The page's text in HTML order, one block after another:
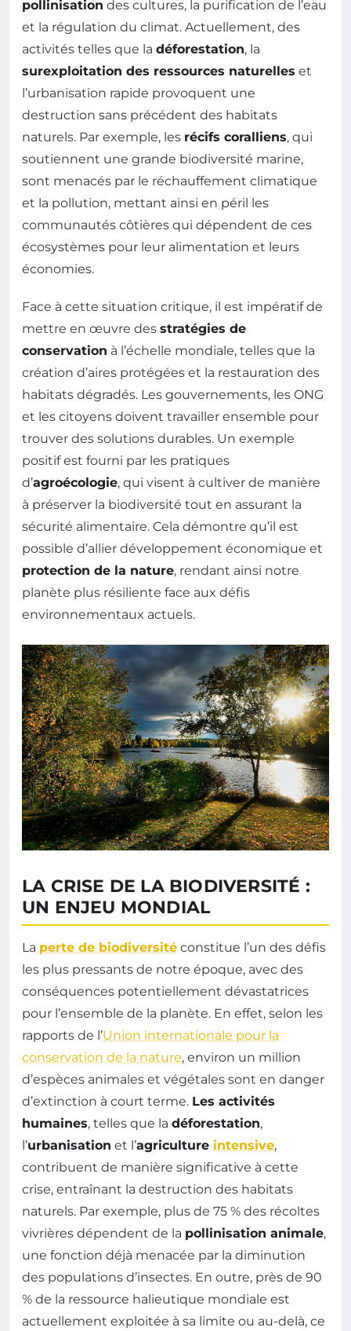
pollinisation des cultures, la purification de l’eau
et la régulation du climat. Actuellement, des
activités telles que la déforestation, la
surexploitation des ressources naturelles et
l’urbanisation rapide provoquent une
destruction sans précédent des habitats
naturels. Par exemple, les récifs coralliens, qui
soutiennent une grande biodiversité marine,
sont menacés par le réchauffement climatique
et la pollution, mettant ainsi en péril les
communautés côtières qui dépendent de ces
écosystèmes pour leur alimentation et leurs
économies.
Face à cette situation critique, il est impératif de
mettre en œuvre des stratégies de
conservation à l’échelle mondiale, telles que la
création d’aires protégées et la restauration des
habitats dégradés. Les gouvernements, les ONG
et les citoyens doivent travailler ensemble pour
trouver des solutions durables. Un exemple
positif est fourni par les pratiques
d’agroécologie, qui visent à cultiver de manière
à préserver la biodiversité tout en assurant la
sécurité alimentaire. Cela démontre qu’il est
possible d’allier développement économique et
protection de la nature, rendant ainsi notre
planète plus résiliente face aux défis
environnementaux actuels.
LA CRISE DE LA BIODIVERSITÉ :
UN ENJEU MONDIAL
La perte de biodiversité constitue l’un des défis
les plus pressants de notre époque, avec des
conséquences potentiellement dévastatrices
pour l’ensemble de la planète. En effet, selon les
rapports de l’Union internationale pour la
conservation de la nature, environ un million
d’espèces animales et végétales sont en danger
d’extinction à court terme. Les activités
humaines, telles que la déforestation,
l’urbanisation et l’agriculture intensive,
contribuent de manière significative à cette
crise, entraînant la destruction des habitats
naturels. Par exemple, plus de 75 % des récoltes
vivrières dépendent de la pollinisation animale,
une fonction déjà menacée par la diminution
des populations d’insectes. En outre, près de 90
% de la ressource halieutique mondiale est
actuellement exploitée à sa limite ou au-delà, ce